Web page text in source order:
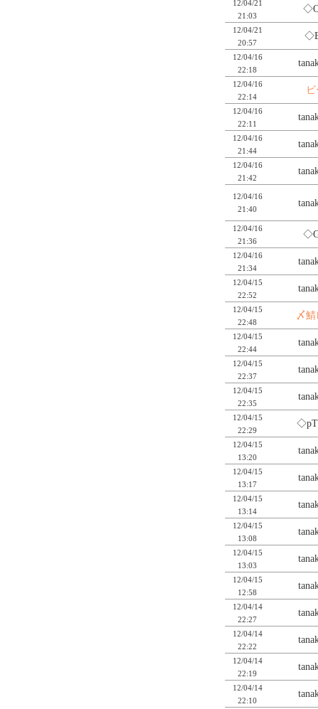
12/04/21
21:03
12/04/21
20:57
12/04/16
22:18
12/04/16
22:14
12/04/16
22:11
12/04/16
21:44
12/04/16
21:42
12/04/16
21:40
12/04/16
21:36
12/04/16
21:34
12/04/15
22:52
12/04/15
22:48
〆
12/04/15
22:44
12/04/15
22:37
12/04/15
22:35
12/04/15
22:29
12/04/15
13:20
12/04/15
13:17
12/04/15
13:14
12/04/15
13:08
12/04/15
13:03
12/04/15
12:58
12/04/14
22:27
12/04/14
22:22
12/04/14
22:19
12/04/14
22:10